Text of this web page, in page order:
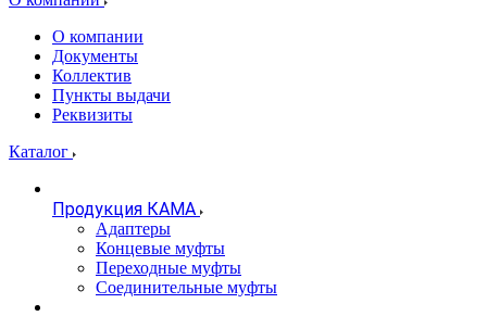
О компании
Документы
Коллектив
Пункты выдачи
Реквизиты
Каталог
Продукция КАМА
Адаптеры
Концевые муфты
Переходные муфты
Соединительные муфты